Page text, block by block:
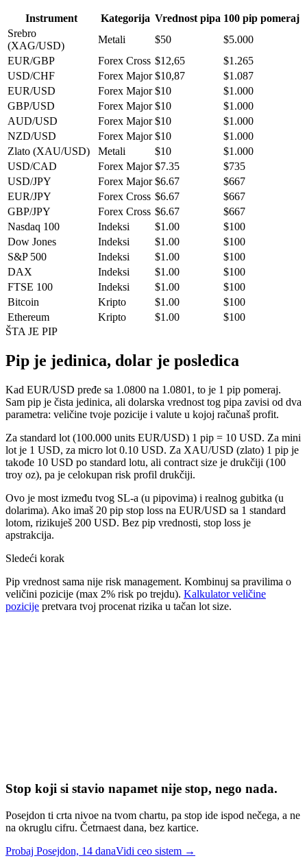
Instrument Kategorija Vrednost pipa 100 pip pomeraj
Srebro
(XAG/USD)
Metali $50
$5.000
EUR/GBP
Forex Cross $12,65
$1.265
USD/CHF
Forex Major $10,87
$1.087
EUR/USD
Forex Major $10
$1.000
GBP/USD
Forex Major $10
$1.000
AUD/USD
Forex Major $10
$1.000
NZD/USD
Forex Major $10
$1.000
Zlato (XAU/USD)
Metali $10
$1.000
USD/CAD
Forex Major $7.35
$735
USD/JPY
Forex Major $6.67
$667
EUR/JPY
Forex Cross $6.67
$667
GBP/JPY
Forex Cross $6.67
$667
Nasdaq 100
Indeksi $1.00
$100
Dow Jones
Indeksi $1.00
$100
S&P 500
Indeksi $1.00
$100
DAX
Indeksi $1.00
$100
FTSE 100
Indeksi $1.00
$100
Bitcoin
Kripto $1.00
$100
Ethereum
Kripto $1.00
$100
ŠTA JE PIP
Pip je jedinica, dolar je posledica
Kad EUR/USD pređe sa 1.0800 na 1.0801, to je 1 pip pomeraj.
Sam pip je čista jedinica, ali dolarska vrednost tog pipa zavisi od dva
parametra: veličine tvoje pozicije i valute u kojoj računaš profit.
Za standard lot (100.000 units EUR/USD) 1 pip = 10 USD. Za mini
lot je 1 USD, za micro lot 0.10 USD. Za XAU/USD (zlato) 1 pip je
takođe 10 USD po standard lotu, ali contract size je drukčiji (100
troy oz), pa je celokupan risk profil drukčiji.
Ovo je most između tvog SL-a (u pipovima) i realnog gubitka (u
dolarima). Ako imaš 20 pip stop loss na EUR/USD sa 1 standard
lotom, rizikuješ 200 USD. Bez pip vrednosti, stop loss je
apstrakcija.
Sledeći korak
Pip vrednost sama nije risk management. Kombinuj sa pravilima o
veličini pozicije (max 2% risk po trejdu). Kalkulator veličine
pozicije pretvara tvoj procenat rizika u tačan lot size.
Da li je pip isto što i pipette ili point?
Stop koji si stavio napamet nije stop, nego nada.
Posejdon ti crta nivoe na tvom chartu, pa stop ide ispod nečega, a ne
na okruglu cifru. Četrnaest dana, bez kartice.
Probaj Posejdon, 14 danaVidi ceo sistem →